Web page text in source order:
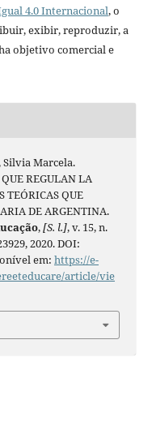
4.0 Internacional, o
exibir, reproduzir, a
objetivo comercial e
Silvia Marcela.
REGULAN LA
TEÓRICAS QUE
DE ARGENTINA.
,[S. l.], v. 15, n.
2020. DOI:
em: https://e-
article/vie